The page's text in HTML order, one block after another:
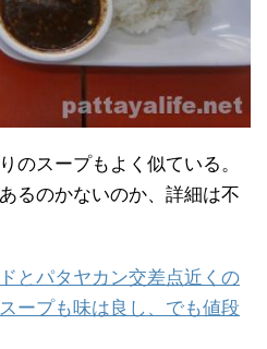
のスープもよく似ている。
るのかないのか、詳細は不
とパタヤカン交差点近くの
ープも味は良し、でも値段